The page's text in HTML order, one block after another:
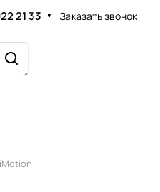
21 33 Заказать звонок